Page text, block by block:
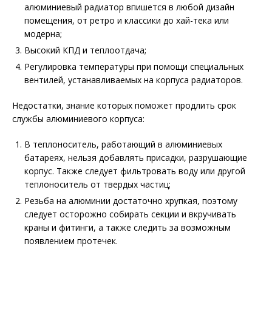
алюминиевый радиатор впишется в любой дизайн
помещения, от ретро и классики до хай-тека или
модерна;
Высокий КПД и теплоотдача;
Регулировка температуры при помощи специальных
вентилей, устанавливаемых на корпуса радиаторов.
Недостатки, знание которых поможет продлить срок
службы алюминиевого корпуса:
В теплоноситель, работающий в алюминиевых
батареях, нельзя добавлять присадки, разрушающие
корпус. Также следует фильтровать воду или другой
теплоноситель от твердых частиц;
Резьба на алюминии достаточно хрупкая, поэтому
следует осторожно собирать секции и вкручивать
краны и фитинги, а также следить за возможным
появлением протечек.